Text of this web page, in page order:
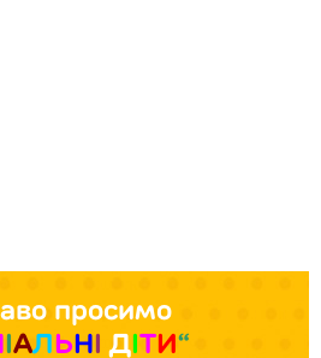
просимо
ІАЛЬНІ ДІТИ“